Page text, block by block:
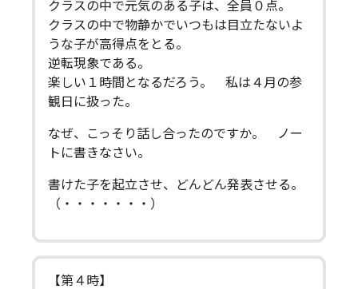
クラスの中で元気のある子は、全員０点。
クラスの中で物静かでいつもは目立たないよ
うな子が高得点をとる。
逆転現象である。
楽しい１時間となるだろう。 私は４月の参
観日に扱った。
なぜ、こっそり話し合ったのですか。 ノー
トに書きなさい。
書けた子を起立させ、どんどん発表させる。
（・・・・・・・）
【第４時】